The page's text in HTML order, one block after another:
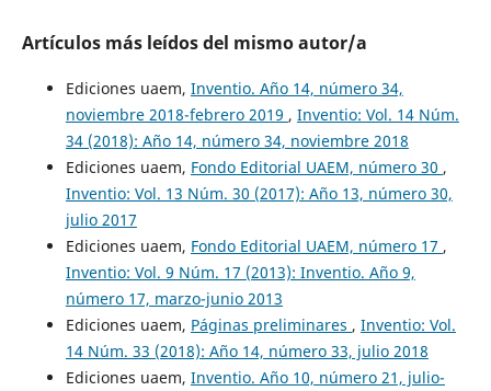
Artículos más leídos del mismo autor/a
Ediciones uaem, Inventio. Año 14, número 34,
noviembre 2018-febrero 2019 , Inventio: Vol. 14 Núm.
34 (2018): Año 14, número 34, noviembre 2018
Ediciones uaem, Fondo Editorial UAEM, número 30 ,
Inventio: Vol. 13 Núm. 30 (2017): Año 13, número 30,
julio 2017
Ediciones uaem, Fondo Editorial UAEM, número 17 ,
Inventio: Vol. 9 Núm. 17 (2013): Inventio. Año 9,
número 17, marzo-junio 2013
Ediciones uaem, Páginas preliminares , Inventio: Vol.
14 Núm. 33 (2018): Año 14, número 33, julio 2018
Ediciones uaem, Inventio. Año 10, número 21, julio-